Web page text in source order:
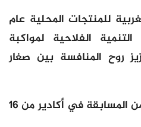
للمنتجات المحلية عام
التنمية الفلاحية لمواكبة
روح المنافسة بين صغار
وستجري المرحلة الثانية من المسابقة في أكادير من 16